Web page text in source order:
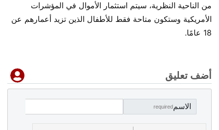
من الناحية النظرية، سيتم استثمار الأموال في المؤشرات
الأمريكية وستكون متاحة فقط للأطفال الذين تزيد أعمارهم عن
18 عامًا.
أضف تعليق
الاسمrequired